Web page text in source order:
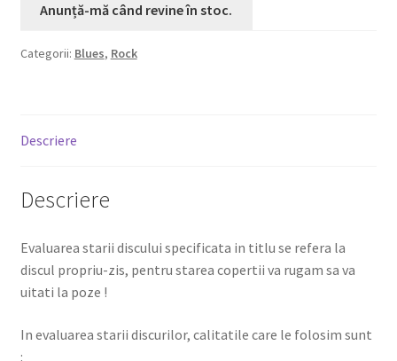
Categorii: Blues, Rock
Descriere
Descriere
Evaluarea starii discului specificata in titlu se refera la
discul propriu-zis, pentru starea copertii va rugam sa va
uitati la poze !
In evaluarea starii discurilor, calitatile care le folosim sunt
: